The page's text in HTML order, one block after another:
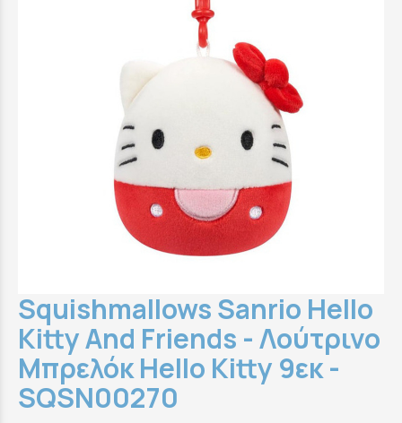
Squishmallows Sanrio Hello
Kitty And Friends - Λούτρινο
Μπρελόκ Hello Kitty 9εκ -
SQSN00270